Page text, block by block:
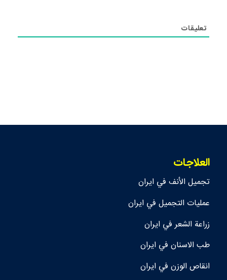
تعليقات
العلاجات
تجمیل الأنف في ايران
عمليات التجميل في ايران
زراعة الشعر في ايران
طب الاسنان في ايران
انقاص الوزن في ايران